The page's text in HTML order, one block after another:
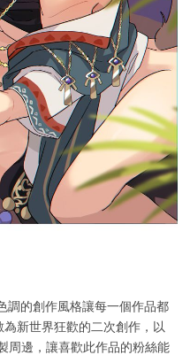
調的創作風格讓每一個作品都
新世界狂歡的二次創作，以
周邊，讓喜歡此作品的粉絲能